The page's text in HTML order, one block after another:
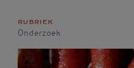
Rubriek
Onderzoek